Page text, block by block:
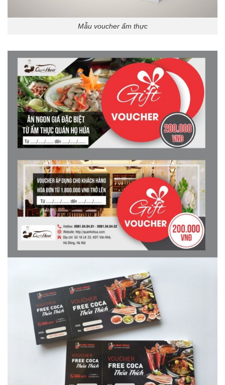
Mẫu voucher ẩm thực